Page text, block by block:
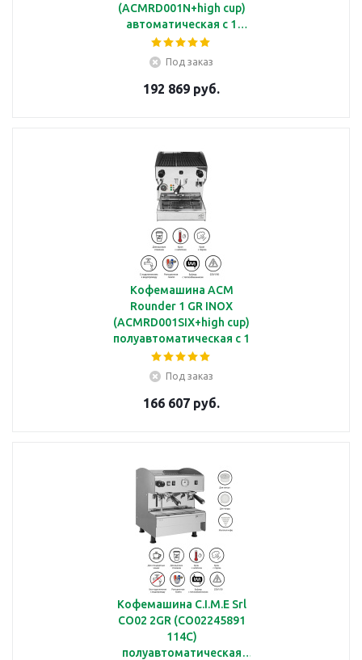
(ACMRD001N+high cup)
автоматическая с 1
группой под высокие
чашки
Под заказ
192 869 руб.
Кофемашина ACM
Rounder 1 GR INOX
(ACMRD001SIX+high cup)
полуавтоматическая с 1
группой под высокие
чашки
Под заказ
166 607 руб.
Кофемашина C.I.M.E Srl
CO02 2GR (CO02245891
114C)
полуавтоматическая